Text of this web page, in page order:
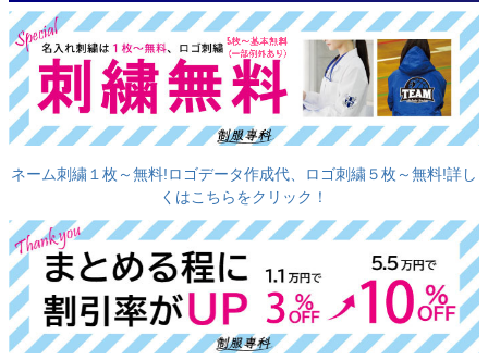
ネーム刺繍１枚～無料!ロゴデータ作成代、ロゴ刺繍５枚～無料!詳し
くはこちらをクリック！